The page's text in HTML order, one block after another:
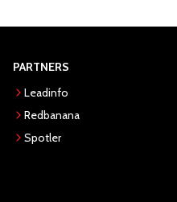
PARTNERS
Leadinfo
Redbanana
Spotler